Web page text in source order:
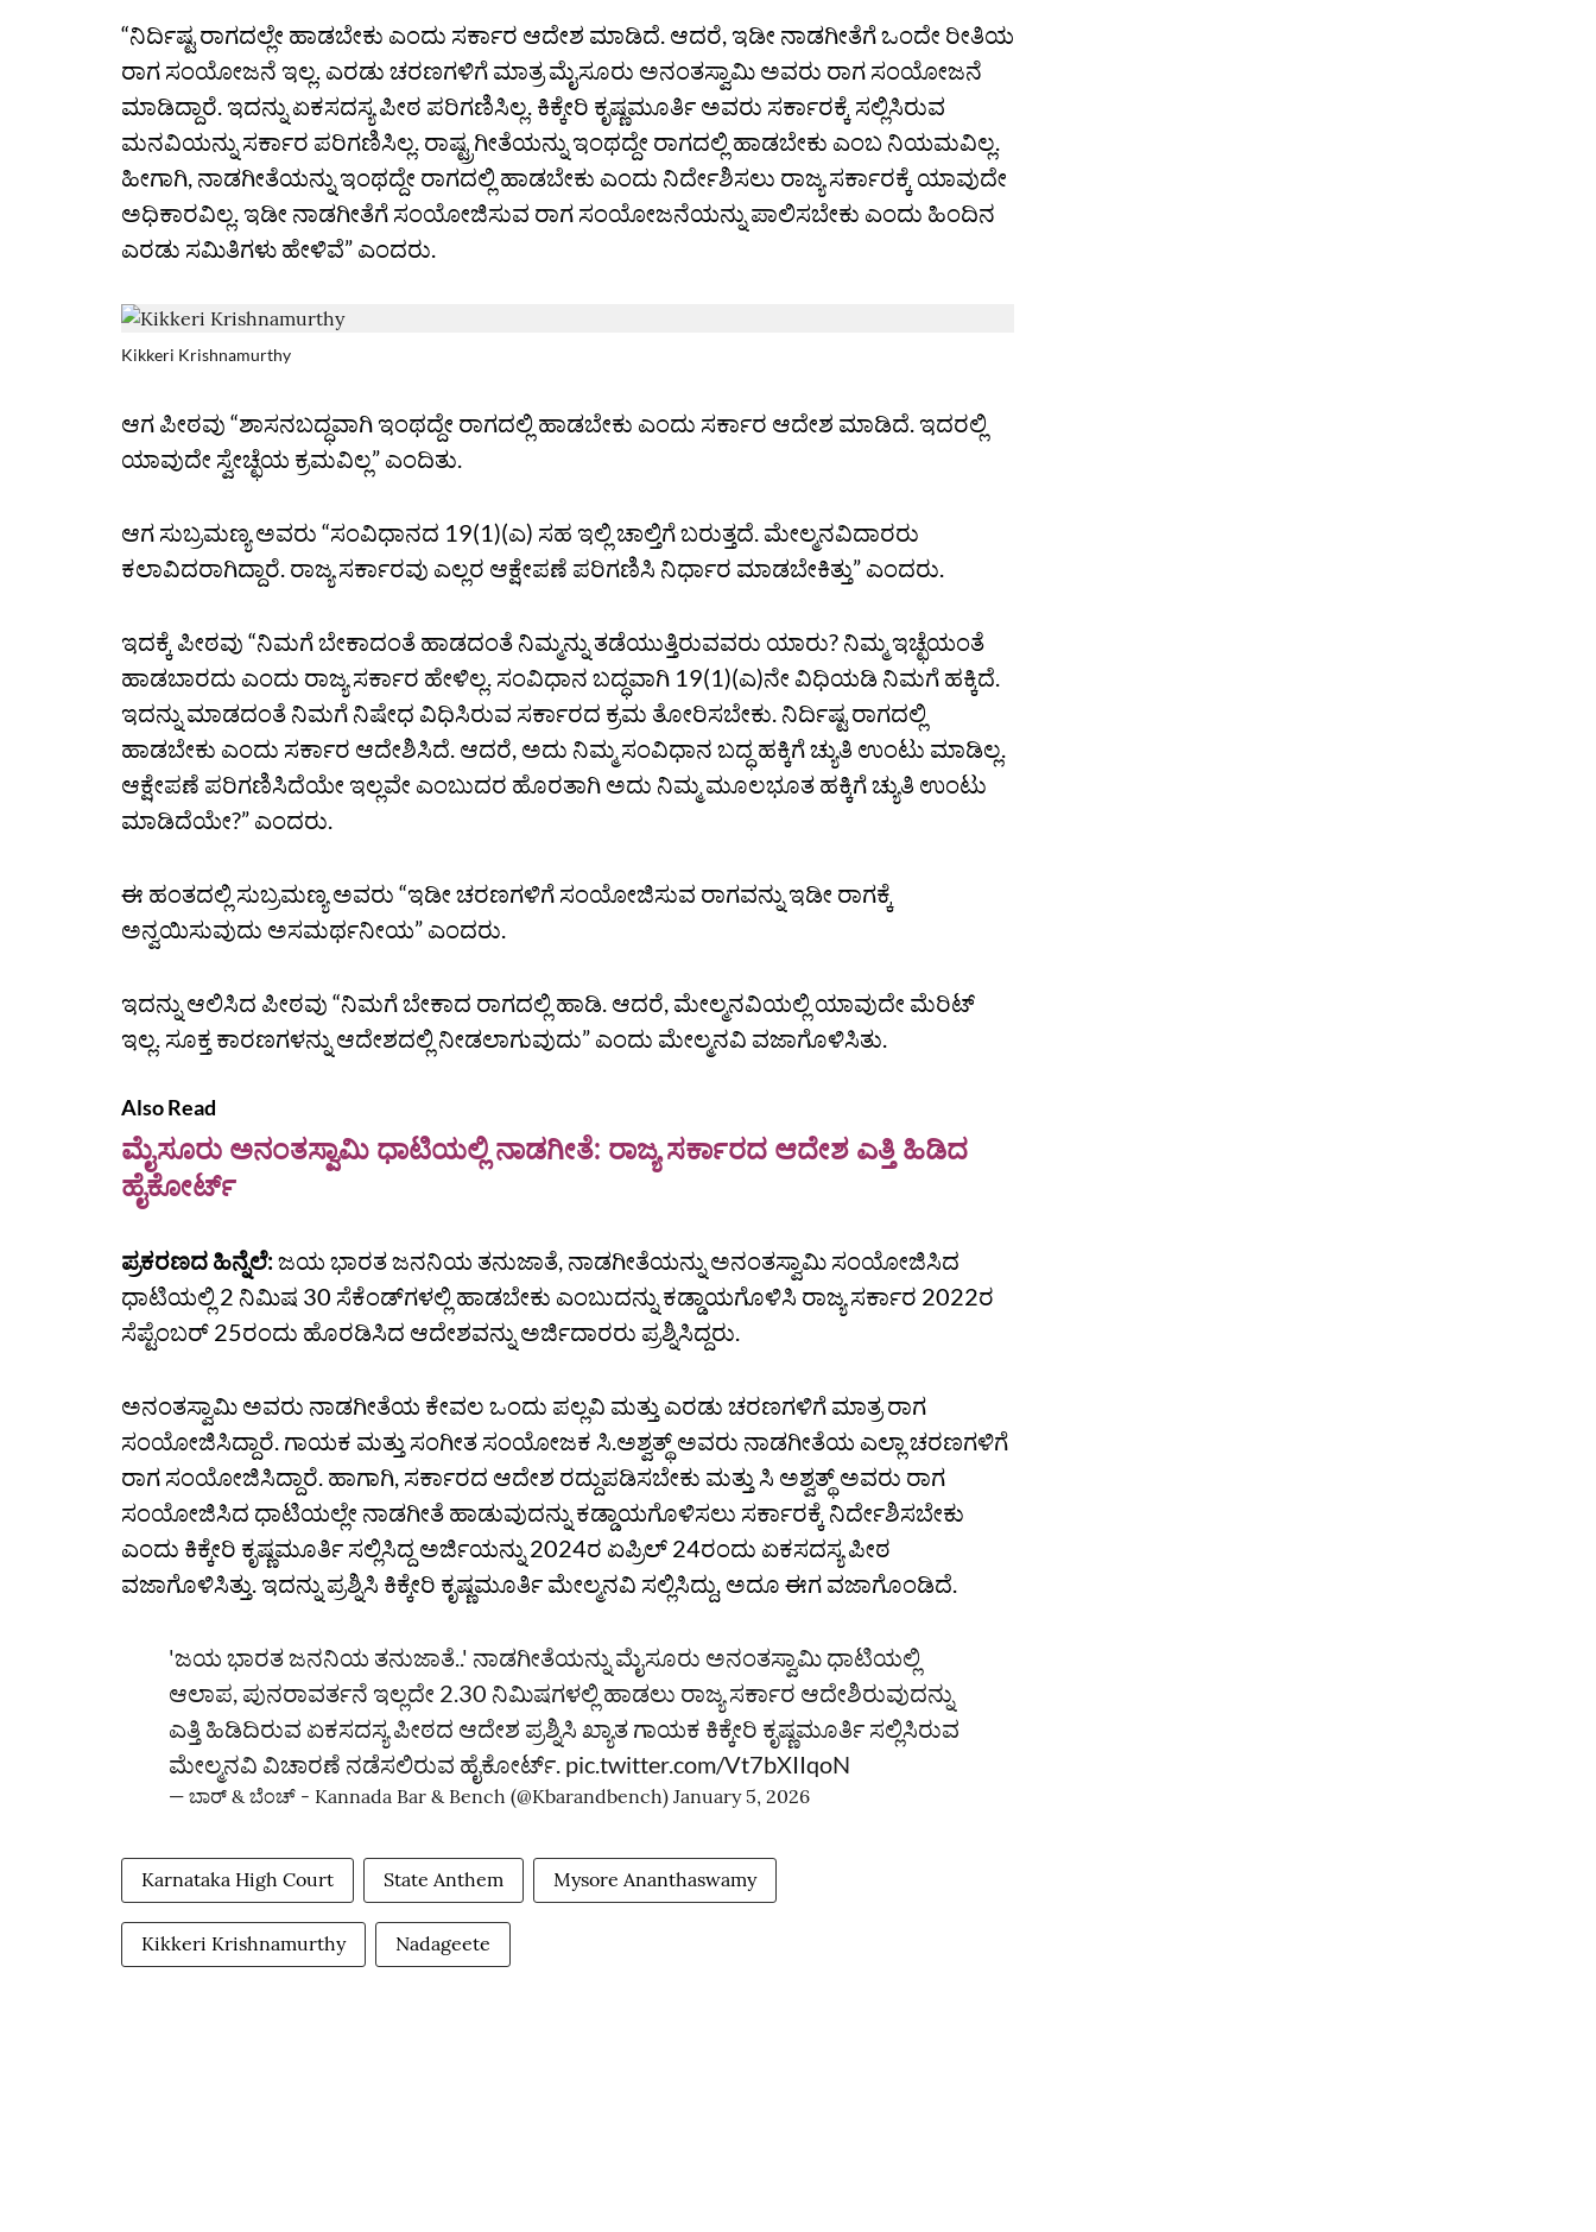
“ನಿರ್ದಿಷ್ಟ ರಾಗದಲ್ಲೇ ಹಾಡಬೇಕು ಎಂದು ಸರ್ಕಾರ ಆದೇಶ ಮಾಡಿದೆ. ಆದರೆ, ಇಡೀ ನಾಡಗೀತೆಗೆ ಒಂದೇ ರೀತಿಯ
ರಾಗ ಸಂಯೋಜನೆ ಇಲ್ಲ. ಎರಡು ಚರಣಗಳಿಗೆ ಮಾತ್ರ ಮೈಸೂರು ಅನಂತಸ್ವಾಮಿ ಅವರು ರಾಗ ಸಂಯೋಜನೆ
ಮಾಡಿದ್ದಾರೆ. ಇದನ್ನು ಏಕಸದಸ್ಯ ಪೀಠ ಪರಿಗಣಿಸಿಲ್ಲ. ಕಿಕ್ಕೇರಿ ಕೃಷ್ಣಮೂರ್ತಿ ಅವರು ಸರ್ಕಾರಕ್ಕೆ ಸಲ್ಲಿಸಿರುವ
ಮನವಿಯನ್ನು ಸರ್ಕಾರ ಪರಿಗಣಿಸಿಲ್ಲ. ರಾಷ್ಟ್ರಗೀತೆಯನ್ನು ಇಂಥದ್ದೇ ರಾಗದಲ್ಲಿ ಹಾಡಬೇಕು ಎಂಬ ನಿಯಮವಿಲ್ಲ.
ಹೀಗಾಗಿ, ನಾಡಗೀತೆಯನ್ನು ಇಂಥದ್ದೇ ರಾಗದಲ್ಲಿ ಹಾಡಬೇಕು ಎಂದು ನಿರ್ದೇಶಿಸಲು ರಾಜ್ಯ ಸರ್ಕಾರಕ್ಕೆ ಯಾವುದೇ
ಅಧಿಕಾರವಿಲ್ಲ. ಇಡೀ ನಾಡಗೀತೆಗೆ ಸಂಯೋಜಿಸುವ ರಾಗ ಸಂಯೋಜನೆಯನ್ನು ಪಾಲಿಸಬೇಕು ಎಂದು ಹಿಂದಿನ
ಎರಡು ಸಮಿತಿಗಳು ಹೇಳಿವೆ” ಎಂದರು.
Kikkeri Krishnamurthy
ಆಗ ಪೀಠವು “ಶಾಸನಬದ್ಧವಾಗಿ ಇಂಥದ್ದೇ ರಾಗದಲ್ಲಿ ಹಾಡಬೇಕು ಎಂದು ಸರ್ಕಾರ ಆದೇಶ ಮಾಡಿದೆ. ಇದರಲ್ಲಿ
ಯಾವುದೇ ಸ್ವೇಚ್ಛೆಯ ಕ್ರಮವಿಲ್ಲ” ಎಂದಿತು.
ಆಗ ಸುಬ್ರಮಣ್ಯ ಅವರು “ಸಂವಿಧಾನದ 19(1)(ಎ) ಸಹ ಇಲ್ಲಿ ಚಾಲ್ತಿಗೆ ಬರುತ್ತದೆ. ಮೇಲ್ಮನವಿದಾರರು
ಕಲಾವಿದರಾಗಿದ್ದಾರೆ. ರಾಜ್ಯ ಸರ್ಕಾರವು ಎಲ್ಲರ ಆಕ್ಷೇಪಣೆ ಪರಿಗಣಿಸಿ ನಿರ್ಧಾರ ಮಾಡಬೇಕಿತ್ತು” ಎಂದರು.
ಇದಕ್ಕೆ ಪೀಠವು “ನಿಮಗೆ ಬೇಕಾದಂತೆ ಹಾಡದಂತೆ ನಿಮ್ಮನ್ನು ತಡೆಯುತ್ತಿರುವವರು ಯಾರು? ನಿಮ್ಮ ಇಚ್ಛೆಯಂತೆ
ಹಾಡಬಾರದು ಎಂದು ರಾಜ್ಯ ಸರ್ಕಾರ ಹೇಳಿಲ್ಲ. ಸಂವಿಧಾನ ಬದ್ಧವಾಗಿ 19(1)(ಎ)ನೇ ವಿಧಿಯಡಿ ನಿಮಗೆ ಹಕ್ಕಿದೆ.
ಇದನ್ನು ಮಾಡದಂತೆ ನಿಮಗೆ ನಿಷೇಧ ವಿಧಿಸಿರುವ ಸರ್ಕಾರದ ಕ್ರಮ ತೋರಿಸಬೇಕು. ನಿರ್ದಿಷ್ಟ ರಾಗದಲ್ಲಿ
ಹಾಡಬೇಕು ಎಂದು ಸರ್ಕಾರ ಆದೇಶಿಸಿದೆ. ಆದರೆ, ಅದು ನಿಮ್ಮ ಸಂವಿಧಾನ ಬದ್ಧ ಹಕ್ಕಿಗೆ ಚ್ಯುತಿ ಉಂಟು ಮಾಡಿಲ್ಲ.
ಆಕ್ಷೇಪಣೆ ಪರಿಗಣಿಸಿದೆಯೇ ಇಲ್ಲವೇ ಎಂಬುದರ ಹೊರತಾಗಿ ಅದು ನಿಮ್ಮ ಮೂಲಭೂತ ಹಕ್ಕಿಗೆ ಚ್ಯುತಿ ಉಂಟು
ಮಾಡಿದೆಯೇ?” ಎಂದರು.
ಈ ಹಂತದಲ್ಲಿ ಸುಬ್ರಮಣ್ಯ ಅವರು “ಇಡೀ ಚರಣಗಳಿಗೆ ಸಂಯೋಜಿಸುವ ರಾಗವನ್ನು ಇಡೀ ರಾಗಕ್ಕೆ
ಅನ್ವಯಿಸುವುದು ಅಸಮರ್ಥನೀಯ” ಎಂದರು.
ಇದನ್ನು ಆಲಿಸಿದ ಪೀಠವು “ನಿಮಗೆ ಬೇಕಾದ ರಾಗದಲ್ಲಿ ಹಾಡಿ. ಆದರೆ, ಮೇಲ್ಮನವಿಯಲ್ಲಿ ಯಾವುದೇ ಮೆರಿಟ್‌
ಇಲ್ಲ. ಸೂಕ್ತ ಕಾರಣಗಳನ್ನು ಆದೇಶದಲ್ಲಿ ನೀಡಲಾಗುವುದು” ಎಂದು ಮೇಲ್ಮನವಿ ವಜಾಗೊಳಿಸಿತು.
Also Read
ಮೈಸೂರು ಅನಂತಸ್ವಾಮಿ ಧಾಟಿಯಲ್ಲಿ ನಾಡಗೀತೆ: ರಾಜ್ಯ ಸರ್ಕಾರದ ಆದೇಶ ಎತ್ತಿ ಹಿಡಿದ
ಹೈಕೋರ್ಟ್‌
ಪ್ರಕರಣದ ಹಿನ್ನೆಲೆ:ಜಯ ಭಾರತ ಜನನಿಯ ತನುಜಾತೆ, ನಾಡಗೀತೆಯನ್ನು ಅನಂತಸ್ವಾಮಿ ಸಂಯೋಜಿಸಿದ
ಧಾಟಿಯಲ್ಲಿ 2 ನಿಮಿಷ 30 ಸೆಕೆಂಡ್‌ಗಳಲ್ಲಿ ಹಾಡಬೇಕು ಎಂಬುದನ್ನು ಕಡ್ಡಾಯಗೊಳಿಸಿ ರಾಜ್ಯ ಸರ್ಕಾರ 2022ರ
ಸೆಪ್ಟೆಂಬರ್‌ 25ರಂದು ಹೊರಡಿಸಿದ ಆದೇಶವನ್ನು ಅರ್ಜಿದಾರರು ಪ್ರಶ್ನಿಸಿದ್ದರು.
ಅನಂತಸ್ವಾಮಿ ಅವರು ನಾಡಗೀತೆಯ ಕೇವಲ ಒಂದು ಪಲ್ಲವಿ ಮತ್ತು ಎರಡು ಚರಣಗಳಿಗೆ ಮಾತ್ರ ರಾಗ
ಸಂಯೋಜಿಸಿದ್ದಾರೆ. ಗಾಯಕ ಮತ್ತು ಸಂಗೀತ ಸಂಯೋಜಕ ಸಿ.ಅಶ್ವತ್ಥ್‌ ಅವರು ನಾಡಗೀತೆಯ ಎಲ್ಲಾ ಚರಣಗಳಿಗೆ
ರಾಗ ಸಂಯೋಜಿಸಿದ್ದಾರೆ. ಹಾಗಾಗಿ, ಸರ್ಕಾರದ ಆದೇಶ ರದ್ದುಪಡಿಸಬೇಕು ಮತ್ತು ಸಿ ಅಶ್ವತ್ಥ್‌ ಅವರು ರಾಗ
ಸಂಯೋಜಿಸಿದ ಧಾಟಿಯಲ್ಲೇ ನಾಡಗೀತೆ ಹಾಡುವುದನ್ನು ಕಡ್ಡಾಯಗೊಳಿಸಲು ಸರ್ಕಾರಕ್ಕೆ ನಿರ್ದೇಶಿಸಬೇಕು
ಎಂದು ಕಿಕ್ಕೇರಿ ಕೃಷ್ಣಮೂರ್ತಿ ಸಲ್ಲಿಸಿದ್ದ ಅರ್ಜಿಯನ್ನು 2024ರ ಏಪ್ರಿಲ್‌ 24ರಂದು ಏಕಸದಸ್ಯ ಪೀಠ
ವಜಾಗೊಳಿಸಿತ್ತು. ಇದನ್ನು ಪ್ರಶ್ನಿಸಿ ಕಿಕ್ಕೇರಿ ಕೃಷ್ಣಮೂರ್ತಿ ಮೇಲ್ಮನವಿ ಸಲ್ಲಿಸಿದ್ದು, ಅದೂ ಈಗ ವಜಾಗೊಂಡಿದೆ.
'ಜಯ ಭಾರತ ಜನನಿಯ ತನುಜಾತೆ..' ನಾಡಗೀತೆಯನ್ನು ಮೈಸೂರು ಅನಂತಸ್ವಾಮಿ ಧಾಟಿಯಲ್ಲಿ
ಆಲಾಪ, ಪುನರಾವರ್ತನೆ ಇಲ್ಲದೇ 2.30 ನಿಮಿಷಗಳಲ್ಲಿ ಹಾಡಲು ರಾಜ್ಯ ಸರ್ಕಾರ ಆದೇಶಿರುವುದನ್ನು
ಎತ್ತಿ ಹಿಡಿದಿರುವ ಏಕಸದಸ್ಯ ಪೀಠದ ಆದೇಶ ಪ್ರಶ್ನಿಸಿ ಖ್ಯಾತ ಗಾಯಕ ಕಿಕ್ಕೇರಿ ಕೃಷ್ಣಮೂರ್ತಿ ಸಲ್ಲಿಸಿರುವ
ಮೇಲ್ಮನವಿ ವಿಚಾರಣೆ ನಡೆಸಲಿರುವ ಹೈಕೋರ್ಟ್‌. pic.twitter.com/Vt7bXIIqoN
— ಬಾರ್‌ & ಬೆಂಚ್ - Kannada Bar & Bench (@Kbarandbench) January 5, 2026
Karnataka High Court State Anthem Mysore Ananthaswamy
Kikkeri Krishnamurthy Nadageete